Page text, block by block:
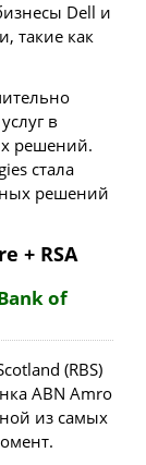
Dell и
такие как
в
решений.
стала
решений
+ RSA
of
(RBS)
ABN Amro
из самых